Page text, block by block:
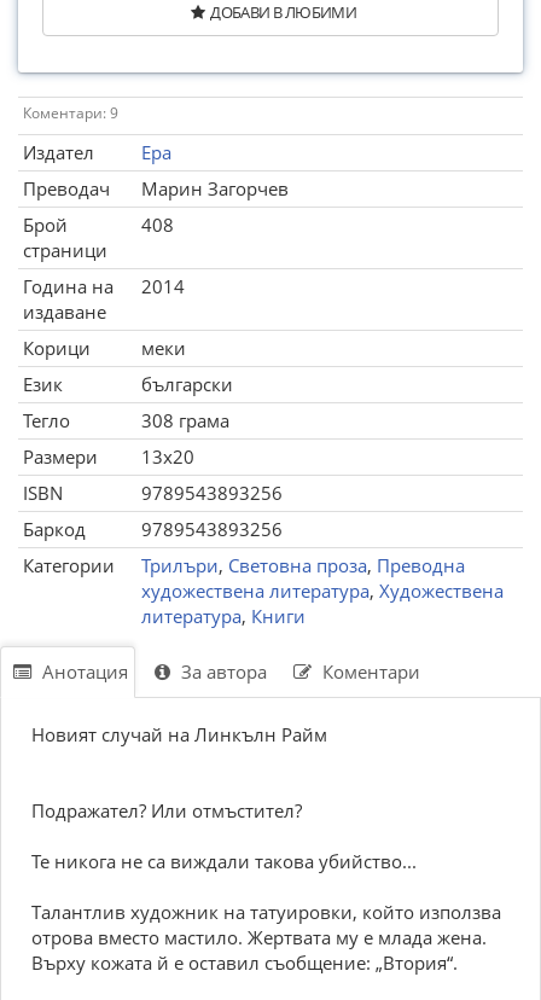
ДОБАВИ В ЛЮБИМИ
Коментари: 9
Издател
Ера
Преводач
Марин Загорчев
Брой
страници
408
Година на
издаване
2014
Корици
меки
Език
български
Тегло
308 грама
Размери
13x20
ISBN
9789543893256
Баркод
9789543893256
Категории
Трилъри, Световна проза, Преводна
художествена литература, Художествена
литература, Книги
Анотация За автора Коментари
Новият случай на Линкълн Райм
Подражател? Или отмъстител?
Те никога не са виждали такова убийство...
Талантлив художник на татуировки, който използва
отрова вместо мастило. Жертвата му е млада жена.
Върху кожата й е оставил съобщение: „Втория“.